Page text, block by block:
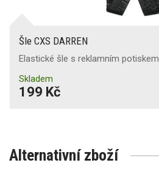
Šle CXS DARREN
Elastické šle s reklamním potiskem
Skladem
199 Kč
Alternativní zboží